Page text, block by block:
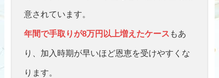
意されています。
年間で手取りが8万円以上増えたケース もあ
り、加入時期が早いほど恩恵を受けやすくな
ります。